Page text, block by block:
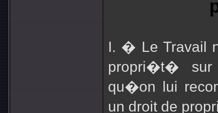
I. � Le Travail
propri�t� sur
qu�on lui
un droit de